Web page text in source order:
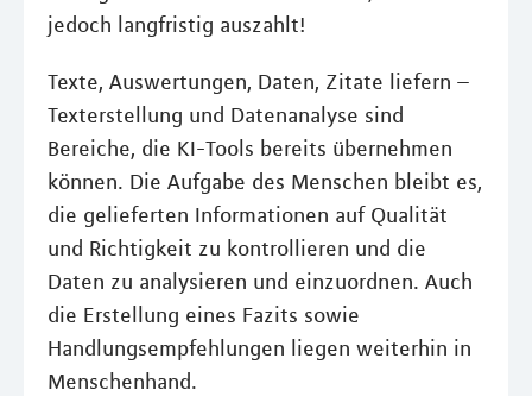
jedoch langfristig auszahlt!
Texte, Auswertungen, Daten, Zitate liefern –
Texterstellung und Datenanalyse sind
Bereiche, die KI-Tools bereits übernehmen
können. Die Aufgabe des Menschen bleibt es,
die gelieferten Informationen auf Qualität
und Richtigkeit zu kontrollieren und die
Daten zu analysieren und einzuordnen. Auch
die Erstellung eines Fazits sowie
Handlungsempfehlungen liegen weiterhin in
Menschenhand.